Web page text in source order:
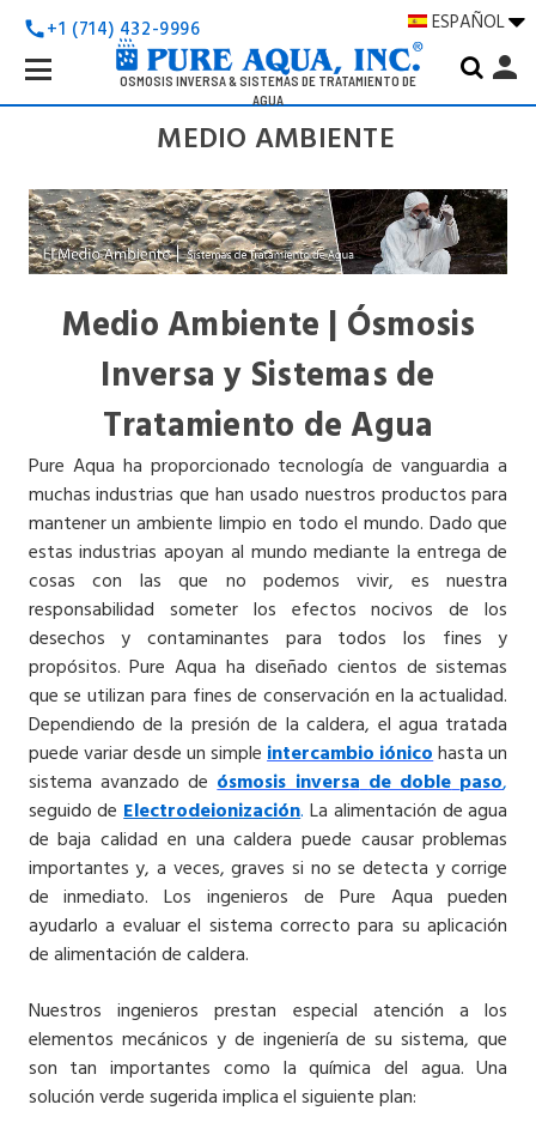
call+1 (714) 432-9996 ESPAÑOL
OSMOSIS INVERSA & SISTEMAS DE TRATAMIENTO DE
AGUA
Search
Keyword:
person
MEDIO AMBIENTE
Medio Ambiente | Ósmosis
Inversa y Sistemas de
Tratamiento de Agua
Pure Aqua ha proporcionado tecnología de vanguardia a
muchas industrias que han usado nuestros productos para
mantener un ambiente limpio en todo el mundo. Dado que
estas industrias apoyan al mundo mediante la entrega de
cosas con las que no podemos vivir, es nuestra
responsabilidad someter los efectos nocivos de los
desechos y contaminantes para todos los fines y
propósitos. Pure Aqua ha diseñado cientos de sistemas
que se utilizan para fines de conservación en la actualidad.
Dependiendo de la presión de la caldera, el agua tratada
puede variar desde un simpleintercambio iónicohasta un
sistema avanzado deósmosis inversa de doble paso,
seguido deElectrodeionización. La alimentación de agua
de baja calidad en una caldera puede causar problemas
importantes y, a veces, graves si no se detecta y corrige
de inmediato. Los ingenieros de Pure Aqua pueden
ayudarlo a evaluar el sistema correcto para su aplicación
de alimentación de caldera.
Nuestros ingenieros prestan especial atención a los
elementos mecánicos y de ingeniería de su sistema, que
son tan importantes como la química del agua. Una
solución verde sugerida implica el siguiente plan: